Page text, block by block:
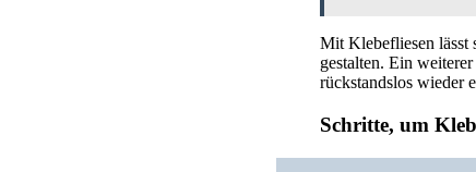
Mit Klebefliesen lässt
gestalten. Ein
rückstandslos wieder
Schritte, um